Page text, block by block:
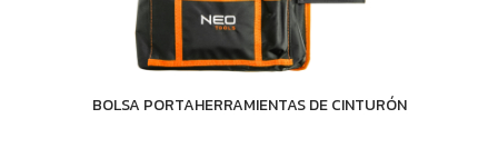
BOLSA PORTAHERRAMIENTAS DE CINTURÓN